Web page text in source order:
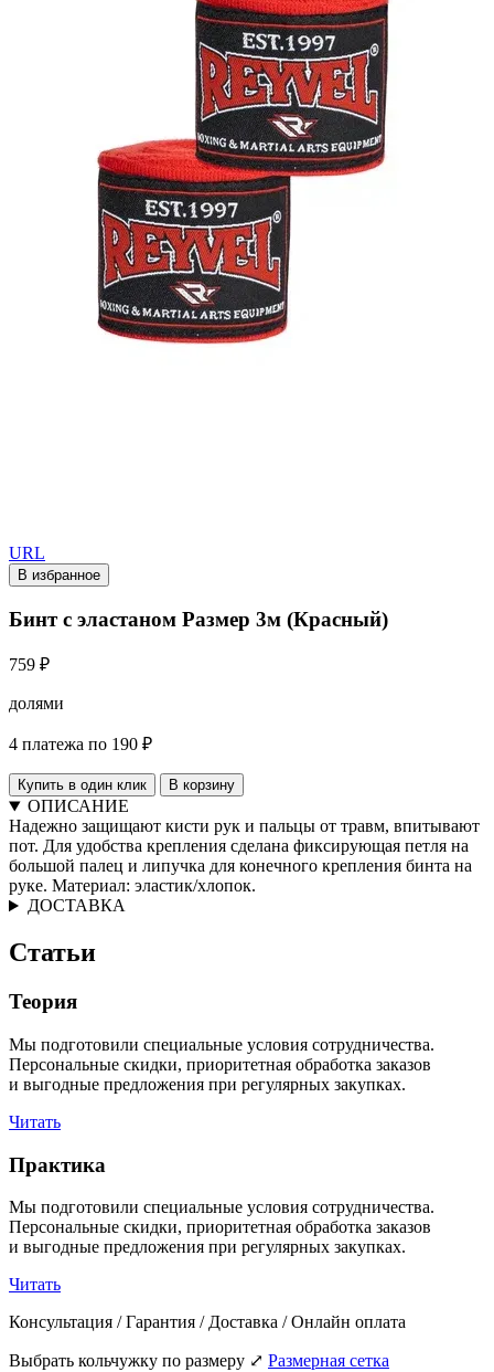
URL
В избранное
Бинт с эластаном Размер 3м (Красный)
759 ₽
долями
4 платежа по 190 ₽
Купить в один клик В корзину
ОПИСАНИЕ
Надежно защищают кисти рук и пальцы от травм, впитывают
пот. Для удобства крепления сделана фиксирующая петля на
большой палец и липучка для конечного крепления бинта на
руке. Материал: эластик/хлопок.
ДОСТАВКА
Статьи
Теория
Мы подготовили специальные условия сотрудничества.
Персональные скидки, приоритетная обработка заказов
и выгодные предложения при регулярных закупках.
Читать
Практика
Мы подготовили специальные условия сотрудничества.
Персональные скидки, приоритетная обработка заказов
и выгодные предложения при регулярных закупках.
Читать
Консультация / Гарантия / Доставка / Онлайн оплата
Выбрать кольчужку по размеру ⤢ Размерная сетка